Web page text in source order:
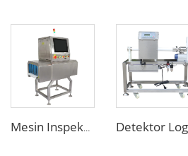
Mesin Inspeksi X-Ray Digital untuk Kantong, Botol, dan Toples Makanan